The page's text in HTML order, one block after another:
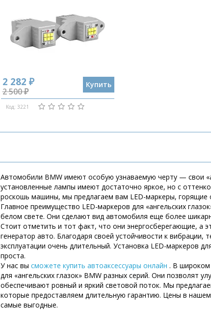
2 282 ₽
2 500 ₽
Купить
Код: 3221
Автомобили BMW имеют особую узнаваемую черту — свои
установленные лампы имеют достаточно яркое, но с
роскошь машины, мы предлагаем вам LED-маркеры, горящие
Главное преимущество LED-маркеров для «ангельских
белом свете. Они сделают вид автомобиля еще более
Стоит отметить и тот факт, что они энергосберегающие, а
генератор авто. Благодаря своей устойчивости к вибрации,
эксплуатации очень длительный. Установка LED-маркеров
проста.
У нас вы сможете купить автоаксессуары онлайн . В широком
для «ангельских глазок» BMW разных серий. Они позволят
обеспечивают ровный и яркий световой поток. Мы
которые предоставляем длительную гарантию. Цены в
самые выгодные.